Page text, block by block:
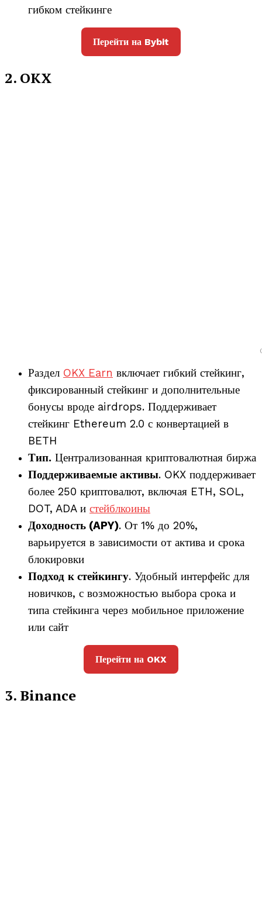
гибком стейкинге
Перейти на Bybit
2. OKX
Раздел OKX Earn включает гибкий стейкинг,
фиксированный стейкинг и дополнительные
бонусы вроде airdrops. Поддерживает
стейкинг Ethereum 2.0 с конвертацией в
BETH
Тип. Централизованная криптовалютная биржа
Поддерживаемые активы. OKX поддерживает
более 250 криптовалют, включая ETH, SOL,
DOT, ADA и стейблкоины
Доходность (APY). От 1% до 20%,
варьируется в зависимости от актива и срока
блокировки
Подход к стейкингу. Удобный интерфейс для
новичков, с возможностью выбора срока и
типа стейкинга через мобильное приложение
или сайт
Перейти на OKX
3. Binance